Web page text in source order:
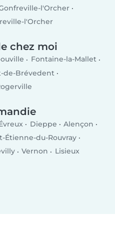
l'Orcher
l'Orcher
chez moi
Fontaine-la-Mallet
de-Brévedent
Dieppe
Alençon
Étienne-du-Rouvray
Vernon Lisieux